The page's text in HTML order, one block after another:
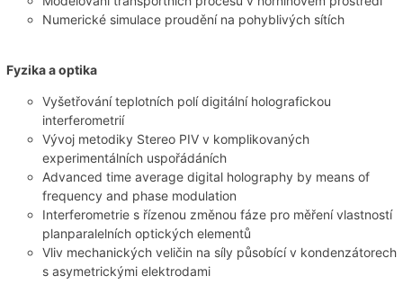
Numerické simulace proudění na pohyblivých sítích
Fyzika a optika
Vyšetřování teplotních polí digitální holografickou
interferometrií
Vývoj metodiky Stereo PIV v komplikovaných
experimentálních uspořádáních
Advanced time average digital holography by means of
frequency and phase modulation
Interferometrie s řízenou změnou fáze pro měření vlastností
planparalelních optických elementů
Vliv mechanických veličin na síly působící v kondenzátorech
s asymetrickými elektrodami